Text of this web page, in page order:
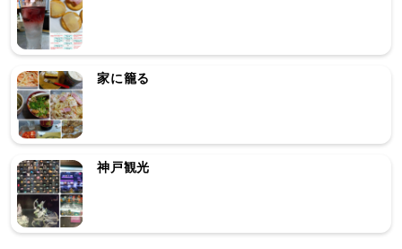
家に籠る
神戸観光